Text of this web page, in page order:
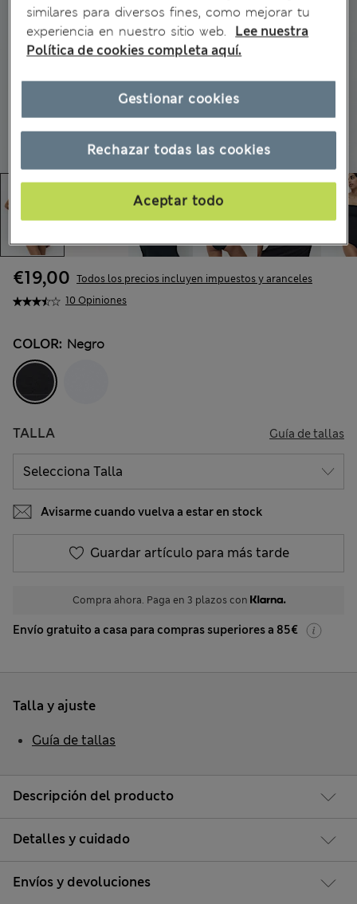
10 Opiniones
€19,00 Todos los precios incluyen impuestos y aranceles
COLOR: Negro
TALLA Guía de tallas
Avisarme cuando vuelva a estar en stock
Guardar artículo para más tarde
Compra ahora. Paga en 3 plazos con
Envío gratuito a casa para compras superiores a 85€
Descripción del producto
Detalles y cuidado
Envíos y devoluciones
Talla y ajuste
Guía de tallas
similares para diversos fines, como mejorar tu
experiencia en nuestro sitio web.
Lee nuestra
Política de cookies completa aquí.
Rechazar todas las cookies
Aceptar todo
Gestionar cookies